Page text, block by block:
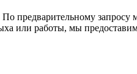
предварительному запросу
или работы, мы